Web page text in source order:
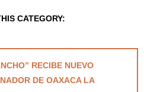
CATEGORY:
RECIBE NUEVO
DE OAXACA LA